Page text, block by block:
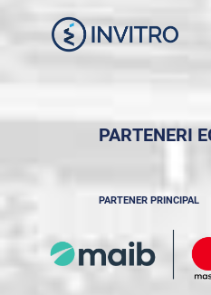
PARTENERI
PARTENER PRINCIPAL